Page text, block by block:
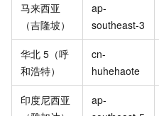
马来西亚
（吉隆坡）
ap-
southeast-3
华北 5（呼
和浩特）
cn-
huhehaote
印度尼西亚
ap-